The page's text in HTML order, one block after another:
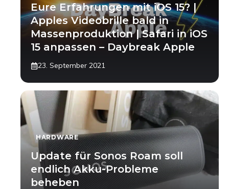
Eure Erfahrungen mit iOS 15? |
Apples Videobrille bald in
Massenproduktion | Safari in iOS
15 anpassen – Daybreak Apple
23. September 2021
HARDWARE
Update für Sonos Roam soll
endlich Akku-Probleme
beheben